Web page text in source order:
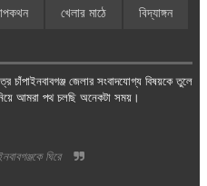
খেলার মাঠে বিদ্যাঙ্গন
চাঁপাইনবাবগঞ্জ জেলার সংবাদযোগ্য বিষয়কে তুলে
আমরা পথ চলছি অনেকটা সময়।
ঘিরে